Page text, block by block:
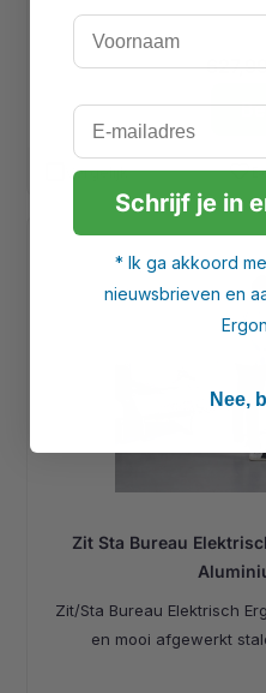
Vergelijk favorite
Zit Sta Bureau
Zit/Sta Bureau Elektrisch
en mooi afgewerkt
Voornaam
E-mailadres
Schrijf je in
* Ik ga akkoord
nieuwsbrieven en
Nee,